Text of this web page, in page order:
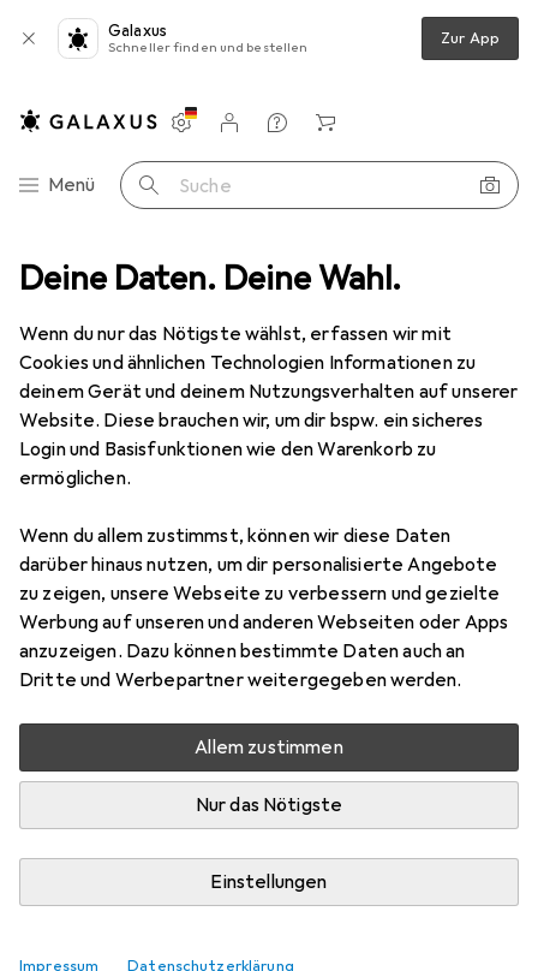
Deine Daten. Deine Wahl.
Wenn du nur das Nötigste wählst, erfassen wir mit
Cookies und ähnlichen Technologien Informationen zu
deinem Gerät und deinem Nutzungsverhalten auf unserer
Website. Diese brauchen wir, um dir bspw. ein sicheres
Login und Basisfunktionen wie den Warenkorb zu
ermöglichen.
Wenn du allem zustimmst, können wir diese Daten
darüber hinaus nutzen, um dir personalisierte Angebote
zu zeigen, unsere Webseite zu verbessern und gezielte
Werbung auf unseren und anderen Webseiten oder Apps
anzuzeigen. Dazu können bestimmte Daten auch an
Dritte und Werbepartner weitergegeben werden.
Allem zustimmen
Nur das Nötigste
Einstellungen
Impressum Datenschutzerklärung
Galaxus
Schneller finden und bestellen Zur App
Navigation nach Kategorien
Menü Suche
Einstellungen
Kundenkonto
Vergleichslisten
Merklisten
Warenkorb
Netzwerk Delock Keystone Modul Cat.6A, geschirmt STP
2 Bilder
DelockKeystone Modul Cat.6A,
geschirmt STP
Keystone Modul
Preis in EUR inkl. MwSt.
EUR
11,47
22
Bewertungen Marke
Mehr von Delock
Nur 1 Stück an Lager beim Lieferanten
Lieferort angeben für genaue Lieferzeit
In den Warenkorb
Vergleichen